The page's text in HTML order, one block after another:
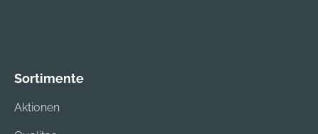
Sortimente
Aktionen